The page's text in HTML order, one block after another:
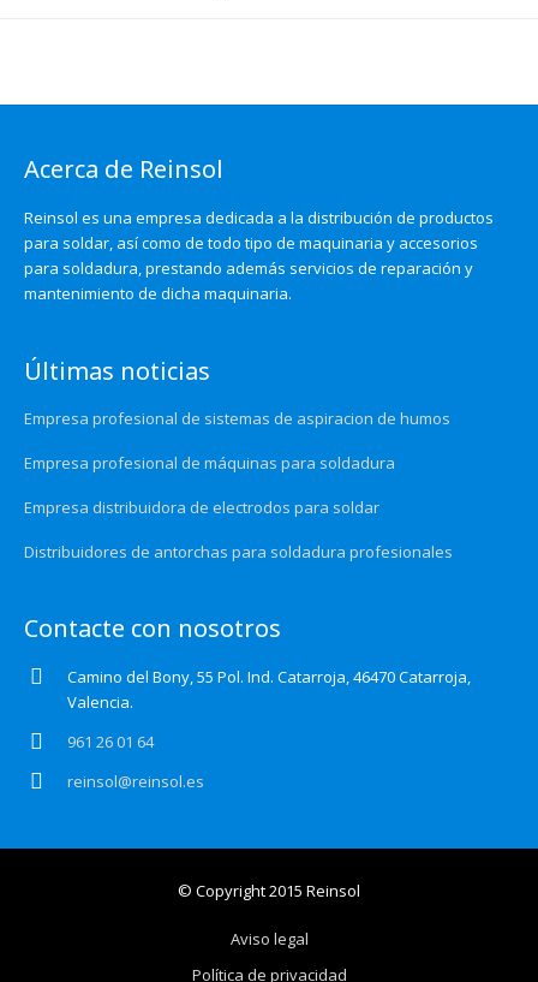
Acerca de Reinsol
Reinsol es una empresa dedicada a la distribución de productos
para soldar, así como de todo tipo de maquinaria y accesorios
para soldadura, prestando además servicios de reparación y
mantenimiento de dicha maquinaria.
Últimas noticias
Empresa profesional de sistemas de aspiracion de humos
Empresa profesional de máquinas para soldadura
Empresa distribuidora de electrodos para soldar
Distribuidores de antorchas para soldadura profesionales
Contacte con nosotros
Camino del Bony, 55 Pol. Ind. Catarroja, 46470 Catarroja,
Valencia.
961 26 01 64
reinsol@reinsol.es
© Copyright 2015 Reinsol
Aviso legal
Política de privacidad